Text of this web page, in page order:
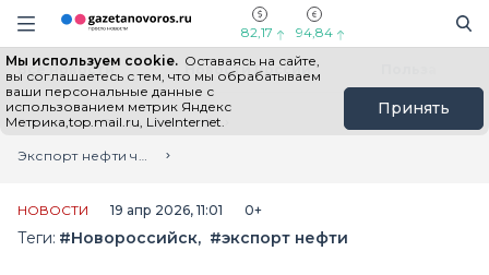
Информационный портал "ГазетаНоворос.ру"
Навигация сайта
82,17 94,84
Мы используем cookie. Оставаясь на сайте,
вы соглашаетесь с тем, что мы обрабатываем
ваши персональные данные с
использованием метрик Яндекс
Метрика,top.mail.ru, LiveInternet.
Принять
Все новости Новости России
Главная
Лента новостей
Экспорт нефти через порт Новороссийск рухнул на 73% из-за повреждения инфраструктуры
НОВОСТИ 19 апр 2026, 11:01 0+
Теги: #Новороссийск #экспорт нефти